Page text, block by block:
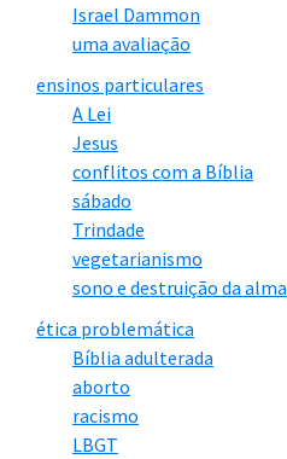
Israel Dammon
uma avaliação
ensinos particulares
A Lei
Jesus
conflitos com a Bíblia
sábado
Trindade
vegetarianismo
sono e destruição da alma
ética problemática
Bíblia adulterada
aborto
racismo
LBGT